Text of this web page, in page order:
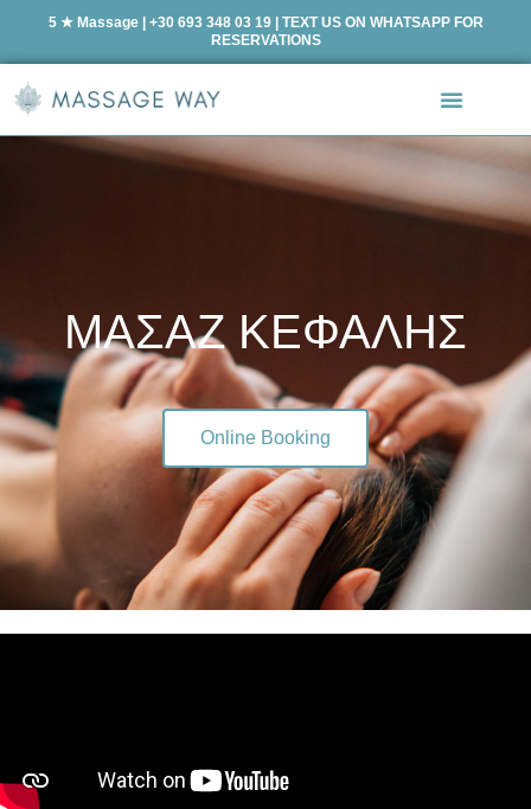
5 ★ Massage | +30 693 348 03 19 | TEXT US ON WHATSAPP FOR
RESERVATIONS
ΜΑΣΑΖ ΚΕΦΑΛΗΣ
Online Booking